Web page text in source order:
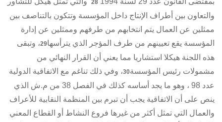
28
والتعاون بين أطراف الإنتاج داخل المؤسسة وتتكون بالتناصف بين
ممثلين عن العمال يتم انتخابهم من طرفهم وممثلين عن إدارة
المؤسسة يقع تعيينهم من طرف المؤجر الذي يترأسها29، وتبقى
هذه اللجنة هيكلا استشاريا مما يعني أن القرار النهائي من
مشمولات رئيس المؤسسة30، وفي ذلك تناغم مع الاتفاقية الدولية
عدد 98
، وهو ما يجد أساسه كذلك في الفصل 38 من م.ش
الذي
ينص على أن الاتفاقية يجب أن تبرم بين المنظمة النقابية للأعراف
والعمال التي تمثل أكثر من غيرها فروع النشاط أو القطاع المعني